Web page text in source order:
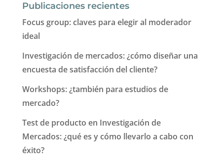
Publicaciones recientes
Focus group: claves para elegir al moderador
ideal
Investigación de mercados: ¿cómo diseñar una
encuesta de satisfacción del cliente?
Workshops: ¿también para estudios de
mercado?
Test de producto en Investigación de
Mercados: ¿qué es y cómo llevarlo a cabo con
éxito?